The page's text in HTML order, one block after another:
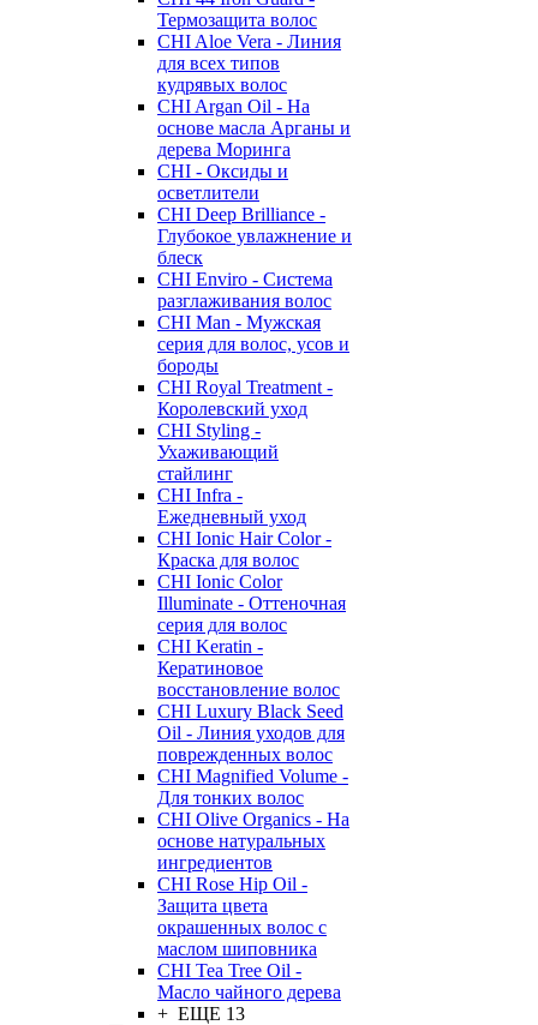
Термозащита волос
CHI Aloe Vera - Линия
для всех типов
кудрявых волос
CHI Argan Oil - На
основе масла Арганы и
дерева Моринга
CHI - Оксиды и
осветлители
CHI Deep Brilliance -
Глубокое увлажнение и
блеск
CHI Enviro - Система
разглаживания волос
CHI Man - Мужская
серия для волос, усов и
бороды
CHI Royal Treatment -
Королевский уход
CHI Styling -
Ухаживающий
стайлинг
CHI Infra -
Ежедневный уход
CHI Ionic Hair Color -
Краска для волос
CHI Ionic Color
Illuminate - Оттеночная
серия для волос
CHI Keratin -
Кератиновое
восстановление волос
CHI Luxury Black Seed
Oil - Линия уходов для
поврежденных волос
CHI Magnified Volume -
Для тонких волос
CHI Olive Organics - На
основе натуральных
ингредиентов
CHI Rose Hip Oil -
Защита цвета
окрашенных волос с
маслом шиповника
CHI Tea Tree Oil -
Масло чайного дерева
+ ЕЩЕ 13